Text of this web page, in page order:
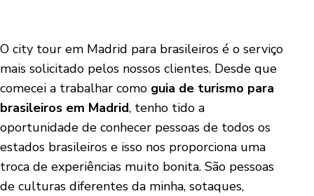
O city tour em Madrid para brasileiros é o serviço
mais solicitado pelos nossos clientes. Desde que
comecei a trabalhar como guia de turismo para
brasileiros em Madrid, tenho tido a
oportunidade de conhecer pessoas de todos os
estados brasileiros e isso nos proporciona uma
troca de experiências muito bonita. São pessoas
de culturas diferentes da minha, sotaques,